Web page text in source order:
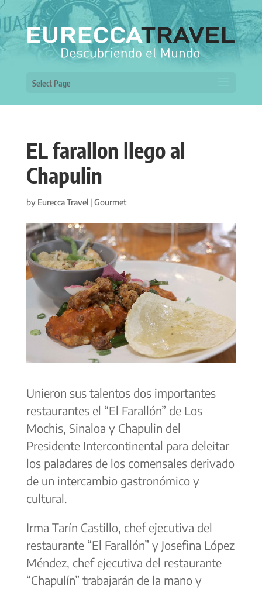
Select Page
EL farallon llego al
Chapulin
by Eurecca Travel| Gourmet
Unieron sus talentos dos importantes
restaurantes el “El Farallón” de Los
Mochis, Sinaloa y Chapulin del
Presidente Intercontinental para deleitar
los paladares de los comensales derivado
de un intercambio gastronómico y
cultural.
Irma Tarín Castillo, chef ejecutiva del
restaurante “El Farallón” y Josefina López
Méndez, chef ejecutiva del restaurante
“Chapulín” trabajarán de la mano y